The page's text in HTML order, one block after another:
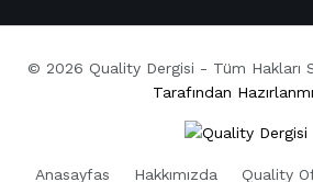
© 2026 Quality Dergisi - Tüm Hakları
Tarafından
Anasayfas Hakkımızda Quality